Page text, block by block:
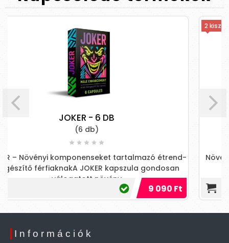
DB
tartalmazó étrend-
kapszula gondosan
Növényi kivonatokat
kemény
Információk